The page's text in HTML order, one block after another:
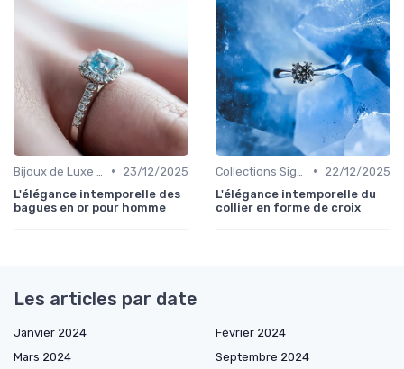
•
23/12/2025
L'élégance intemporelle des
bagues en or pour homme
•
22/12/2025
L'élégance intemporelle du
collier en forme de croix
Les articles par date
Janvier 2024
Février 2024
Mars 2024
Septembre 2024